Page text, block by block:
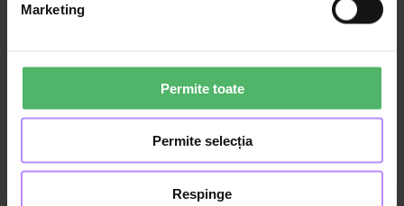
Marketing
Permite toate
Permite selecția
Respinge